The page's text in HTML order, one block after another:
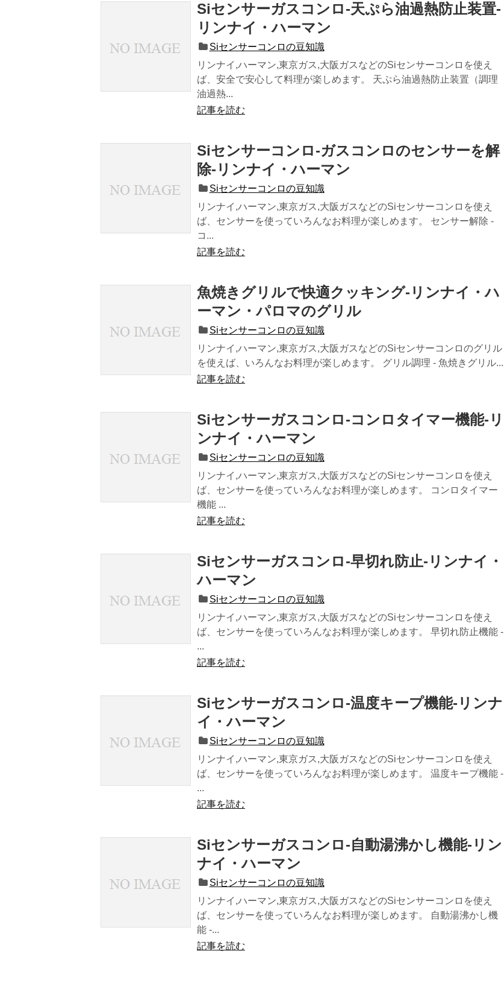
Siセンサーガスコンロ-天ぷら油過熱防止装置-
リンナイ・ハーマン
Siセンサーコンロの豆知識
リンナイ,ハーマン,東京ガス,大阪ガスなどのSiセンサーコンロを使え
ば、安全で安心して料理が楽しめます。 天ぷら油過熱防止装置（調理
油過熱...
記事を読む
Siセンサーコンロ-ガスコンロのセンサーを解
除-リンナイ・ハーマン
Siセンサーコンロの豆知識
リンナイ,ハーマン,東京ガス,大阪ガスなどのSiセンサーコンロを使え
ば、センサーを使っていろんなお料理が楽しめます。 センサー解除 -
コ...
記事を読む
魚焼きグリルで快適クッキング-リンナイ・ハ
ーマン・パロマのグリル
Siセンサーコンロの豆知識
リンナイ,ハーマン,東京ガス,大阪ガスなどのSiセンサーコンロのグリル
を使えば、いろんなお料理が楽しめます。 グリル調理 - 魚焼きグリル...
記事を読む
Siセンサーガスコンロ-コンロタイマー機能-リ
ンナイ・ハーマン
Siセンサーコンロの豆知識
リンナイ,ハーマン,東京ガス,大阪ガスなどのSiセンサーコンロを使え
ば、センサーを使っていろんなお料理が楽しめます。 コンロタイマー
機能 ...
記事を読む
Siセンサーガスコンロ-早切れ防止-リンナイ・
ハーマン
Siセンサーコンロの豆知識
リンナイ,ハーマン,東京ガス,大阪ガスなどのSiセンサーコンロを使え
ば、センサーを使っていろんなお料理が楽しめます。 早切れ防止機能 -
...
記事を読む
Siセンサーガスコンロ-温度キープ機能-リンナ
イ・ハーマン
Siセンサーコンロの豆知識
リンナイ,ハーマン,東京ガス,大阪ガスなどのSiセンサーコンロを使え
ば、センサーを使っていろんなお料理が楽しめます。 温度キープ機能 -
...
記事を読む
Siセンサーガスコンロ-自動湯沸かし機能-リン
ナイ・ハーマン
Siセンサーコンロの豆知識
リンナイ,ハーマン,東京ガス,大阪ガスなどのSiセンサーコンロを使え
ば、センサーを使っていろんなお料理が楽しめます。 自動湯沸かし機
能 -...
記事を読む